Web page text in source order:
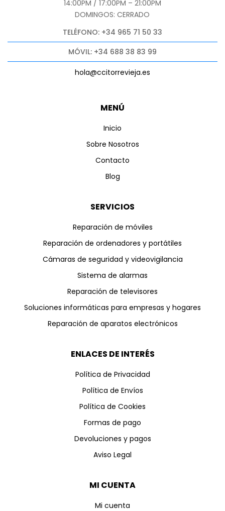
MENÚ
Inicio
Sobre Nosotros
Contacto
Blog
SERVICIOS
Reparación de móviles
Reparación de ordenadores y portátiles
Cámaras de seguridad y videovigilancia
Sistema de alarmas
Reparación de televisores
Soluciones informáticas para empresas y hogares
Reparación de aparatos electrónicos
ENLACES DE INTERÉS
Política de Privacidad
Política de Envíos
Política de Cookies
Formas de pago
Devoluciones y pagos
Aviso Legal
MI CUENTA
Mi cuenta
14:00PM / 17:00PM – 21:00PM
DOMINGOS: CERRADO
TELÉFONO: +34 965 71 50 33
MÓVIL: +34 688 38 83 99
hola@ccitorrevieja.es